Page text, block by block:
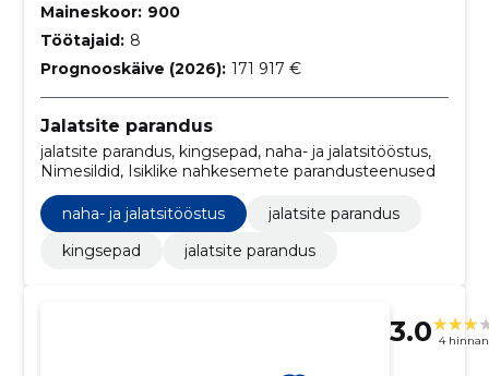
Maineskoor: 900
Töötajaid: 8
Prognooskäive (2026): 171 917 €
Jalatsite parandus
jalatsite parandus, kingsepad, naha- ja jalatsitööstus,
Nimesildid, Isiklike nahkesemete parandusteenused
naha- ja jalatsitööstus
jalatsite parandus
kingsepad
jalatsite parandus
3.0 4